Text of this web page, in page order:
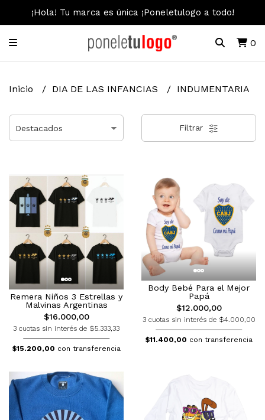
¡Hola! Tu marca es única ¡Poneletulogo a todo!
0
Inicio DIA DE LAS INFANCIAS INDUMENTARIA
Filtrar
Remera Niños 3 Estrellas y
Malvinas Argentinas
$16.000,00
3 cuotas sin interés de $5.333,33
$15.200,00 con transferencia
Body Bebé Para el Mejor
Papá
$12.000,00
3 cuotas sin interés de $4.000,00
$11.400,00 con transferencia